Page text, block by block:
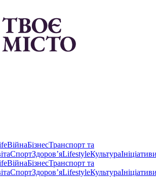
ВійнаБізнесТранспорт та
СпортЗдоровʼяLifestyleКультура
ВійнаБізнесТранспорт та
СпортЗдоровʼяLifestyleКультура